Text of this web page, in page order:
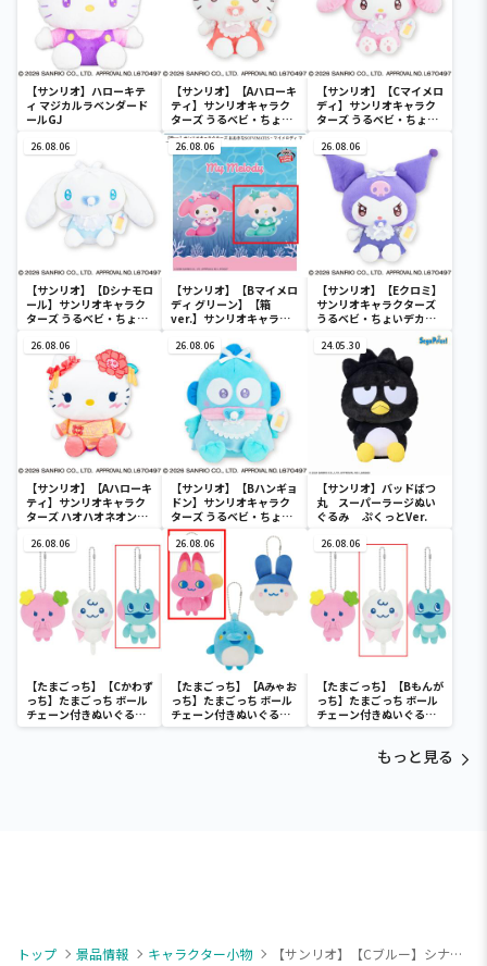
【サンリオ】ハローキテ
ィ マジカルラベンダード
ールGJ
【サンリオ】【Aハローキ
ティ】サンリオキャラク
ターズ うるベビ・ちょい
デカドール
【サンリオ】【Cマイメロ
ディ】サンリオキャラク
ターズ うるベビ・ちょい
26.08.06
【サンリオ】【Dシナモロ
ール】サンリオキャラク
ターズ うるベビ・ちょい
26.08.06
【サンリオ】【Bマイメロ
ディ グリーン】【箱
ver.】サンリオキャラク
SOFVIMATES～マイメロ
ディ マーメイドver. ～
26.08.06
【サンリオ】【Eクロミ】
サンリオキャラクターズ
うるベビ・ちょいデカド
26.08.06
【サンリオ】【Aハローキ
ティ】サンリオキャラク
ターズ ハオハオネオンタ
26.08.06
【サンリオ】【Bハンギョ
ドン】サンリオキャラク
ターズ うるベビ・ちょい
デカドール
24.05.30
【サンリオ】バッドばつ
丸 スーパーラージぬい
ぐるみ ぷくっとVer.
26.08.06
【たまごっち】【Cかわず
っち】たまごっち ボール
チェーン付きぬいぐるみ
～Tamagotchi
26.08.06
【たまごっち】【Aみゃお
っち】たまごっち ボール
チェーン付きぬいぐるみ
～Tamagotchi
26.08.06
【たまごっち】【Bもんが
っち】たまごっち ボール
チェーン付きぬいぐるみ
～Tamagotchi
もっと見る
トップ 景品情報 キャラクター小物
【サンリオ】【Cブルー】シナモロール カラフルつなぎマスコット